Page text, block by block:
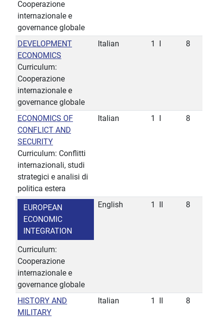
Cooperazione
internazionale e
governance globale
DEVELOPMENT
ECONOMICS
Curriculum:
Cooperazione
internazionale e
governance globale
Italian 1 8
ECONOMICS OF
CONFLICT AND
SECURITY
Curriculum: Conflitti
internazionali, studi
strategici e analisi di
politica estera
Italian 1 8
EUROPEAN
ECONOMIC
INTEGRATION
Curriculum:
Cooperazione
internazionale e
governance globale
English 1 8
HISTORY AND
MILITARY
Italian 1 8